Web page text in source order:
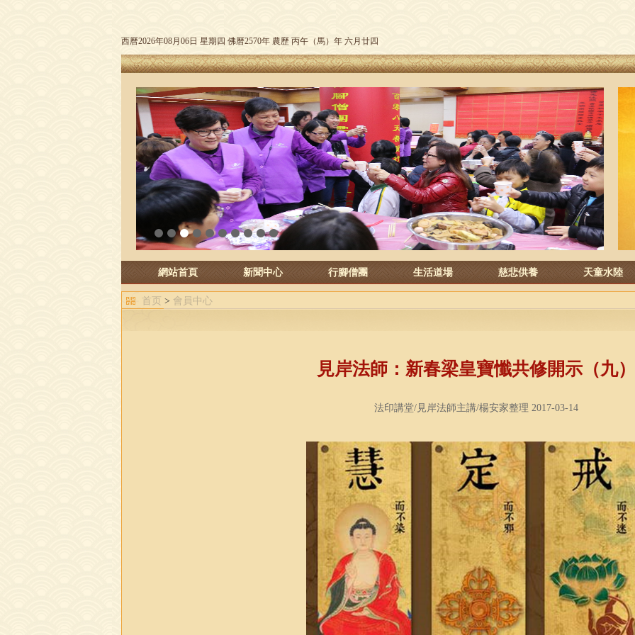
西曆2026年08月06日 星期四 佛曆2570年 農歷 丙午（馬）年 六月廿四
1 2 3 4 5 6 7 8 9 10
網站首頁 新聞中心 行腳僧團 生活道場 慈悲供養 天童水陸
首页 > 會員中心
見岸法師：新春梁皇寶懺共修開示（九）
法印講堂/見岸法師主講/楊安家整理 2017-03-14